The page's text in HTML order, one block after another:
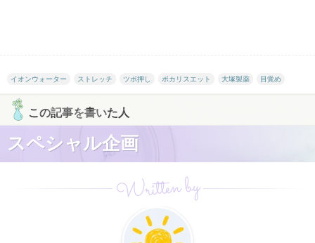
イオンウォーター ストレッチ ツボ押し ポカリスエット 大塚製薬 目覚め
この記事を書いた人
スペシャル企画
Written by